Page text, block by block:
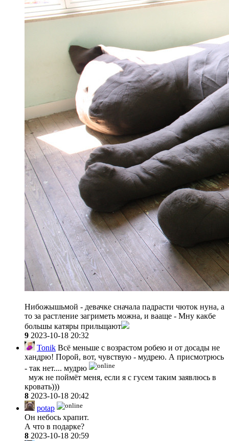
Нибожышьмой - девачке сначала падрасти чюток нуна, а
то за растление загриметь можна, и вааще - Мну какбе
большы катяры прильщают
9 2023-10-18 20:32
Tonik Всё меньше с возрастом робею и от досады не
хандрю! Порой, вот, чувствую - мудрею. А присмотрюсь
- так нет.... мудрю
муж не поймёт меня, если я с гусем таким заявлюсь в
кровать)))
8 2023-10-18 20:42
potap
Он небось храпит.
А что в подарке?
8 2023-10-18 20:59